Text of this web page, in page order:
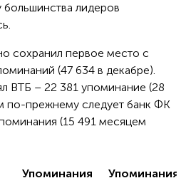
лидеров
сохранил первое место c
(47 634 в декабре).
ВТБ – 22 381 упоминание (28
по-прежнему следует банк ФК
(15 491 месяцем
Упоминания
Упоминания